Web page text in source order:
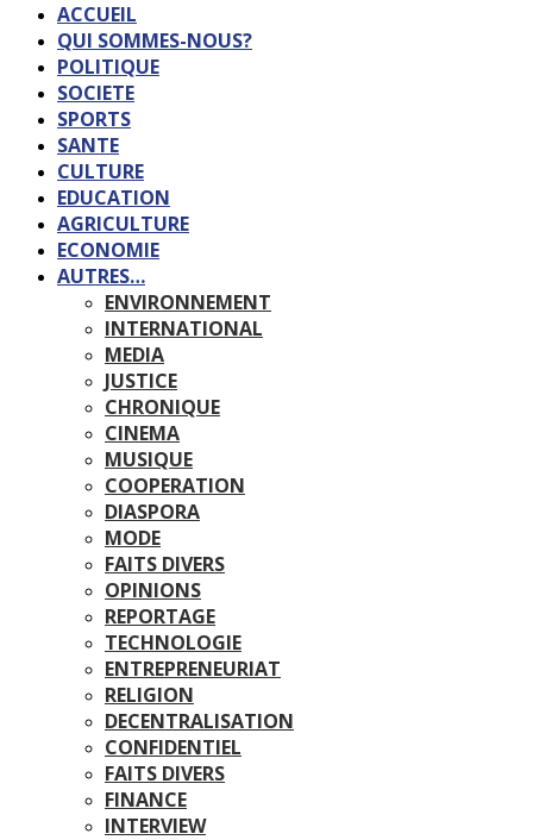
ACCUEIL
QUI SOMMES-NOUS?
POLITIQUE
SOCIETE
SPORTS
SANTE
CULTURE
EDUCATION
AGRICULTURE
ECONOMIE
AUTRES…
ENVIRONNEMENT
INTERNATIONAL
MEDIA
JUSTICE
CHRONIQUE
CINEMA
MUSIQUE
COOPERATION
DIASPORA
MODE
FAITS DIVERS
OPINIONS
REPORTAGE
TECHNOLOGIE
ENTREPRENEURIAT
RELIGION
DECENTRALISATION
CONFIDENTIEL
FAITS DIVERS
FINANCE
INTERVIEW